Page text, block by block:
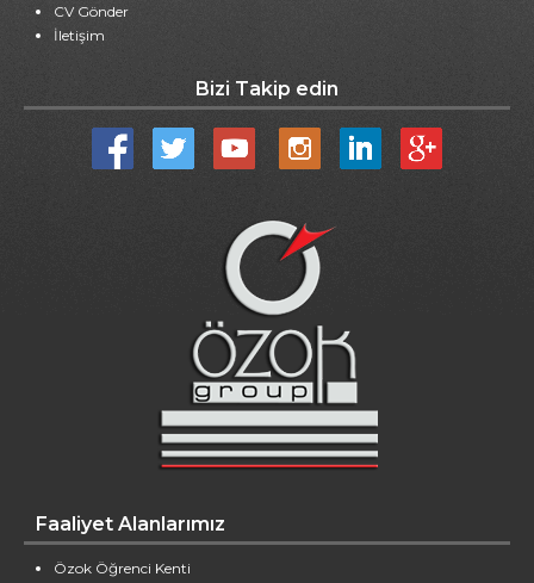
CV Gönder
İletişim
Bizi Takip edin
Faaliyet Alanlarımız
Özok Öğrenci Kenti